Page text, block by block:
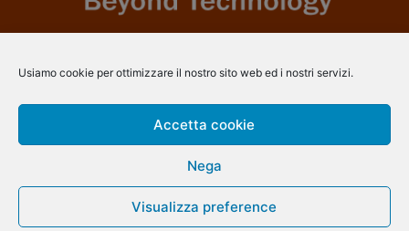
Usiamo cookie per ottimizzare il nostro sito web ed i nostri servizi.
Accetta cookie
Nega
Visualizza preference
una copertura a 360° che coinvolge tecnologie, prodotti, mercati e
info@arscommunication.it
SEGUICI